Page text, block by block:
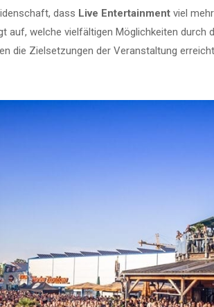
dass Live Entertainment viel
auf, welche vielfältigen Möglichkeiten
die Zielsetzungen der Veranstaltung